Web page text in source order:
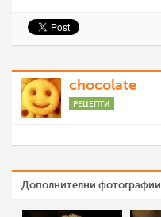
chocolate
РЕЦЕПТИ
Дополнителни фотографии